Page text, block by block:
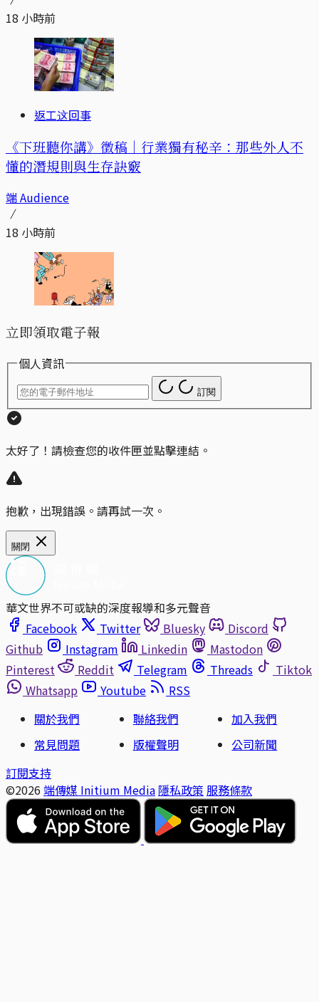
18 小時前
返工这回事
《下班聽你講》徵稿｜行業獨有秘辛：那些外人不
懂的潛規則與生存訣竅
端 Audience
18 小時前
立即領取電子報
個人資訊
訂閱
太好了！請檢查您的收件匣並點擊連結。
抱歉，出現錯誤。請再試一次。
關閉
華文世界不可或缺的深度報導和多元聲音
Facebook
Twitter Bluesky
Discord
Github
Instagram Linkedin
Mastodon
Pinterest
Reddit Telegram Threads
Tiktok
Whatsapp
Youtube
RSS
關於我們
聯絡我們
加入我們
常見問題
版權聲明
公司新聞
訂閱支持
©2026 端傳媒 Initium Media 隱私政策 服務條款